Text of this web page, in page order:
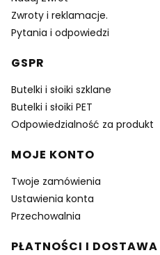
Zwroty i reklamacje.
Pytania i odpowiedzi
GSPR
Butelki i słoiki szklane
Butelki i słoiki PET
Odpowiedzialność za produkt
MOJE KONTO
Twoje zamówienia
Ustawienia konta
Przechowalnia
PŁATNOŚCI I DOSTAWA